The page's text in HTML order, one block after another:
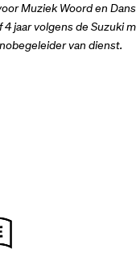
Muziek Woord en
4 jaar volgens de Suzuki
van dienst.